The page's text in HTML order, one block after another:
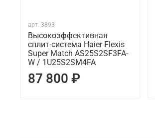
арт. 3893
Высокоэффективная
сплит-система Haier Flexis
Super Match AS25S2SF3FA-
W / 1U25S2SM4FA
87 800 ₽